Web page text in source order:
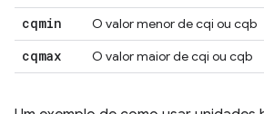
cqmin O valor menor de cqi ou cqb
cqmax O valor maior de cqi ou cqb